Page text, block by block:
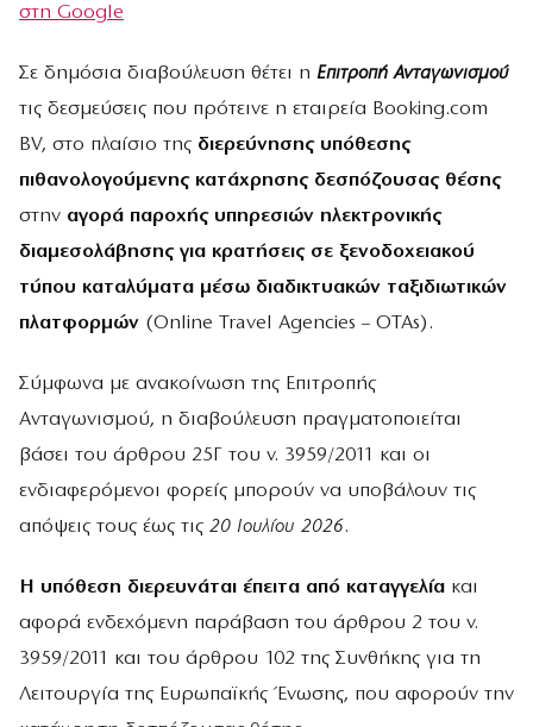
στη Google
Σε δημόσια διαβούλευση θέτει η Επιτροπή Ανταγωνισμού
τις δεσμεύσεις που πρότεινε η εταιρεία Booking.com
BV, στο πλαίσιο της διερεύνησης υπόθεσης
πιθανολογούμενης κατάχρησης δεσπόζουσας θέσης
στην αγορά παροχής υπηρεσιών ηλεκτρονικής
διαμεσολάβησης για κρατήσεις σε ξενοδοχειακού
τύπου καταλύματα μέσω διαδικτυακών ταξιδιωτικών
πλατφορμών (Online Travel Agencies – OTAs).
Σύμφωνα με ανακοίνωση της Επιτροπής
Ανταγωνισμού, η διαβούλευση πραγματοποιείται
βάσει του άρθρου 25Γ του ν. 3959/2011 και οι
ενδιαφερόμενοι φορείς μπορούν να υποβάλουν τις
απόψεις τους έως τις20 Ιουλίου 2026.
Η υπόθεση διερευνάται έπειτα από καταγγελία και
αφορά ενδεχόμενη παράβαση του άρθρου 2 του ν.
3959/2011 και του άρθρου 102 της Συνθήκης για τη
Λειτουργία της Ευρωπαϊκής Ένωσης, που αφορούν την